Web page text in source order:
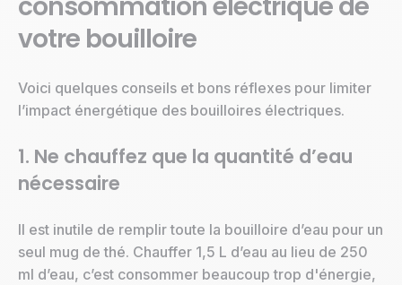
votre bouilloire
Voici quelques conseils et bons réflexes pour limiter
l’impact énergétique des bouilloires électriques.
1. Ne chauffez que la quantité d’eau
nécessaire
Il est inutile de remplir toute la bouilloire d’eau pour un
seul mug de thé. Chauffer 1,5 L d’eau au lieu de 250
ml d’eau, c’est consommer beaucoup trop d'énergie,